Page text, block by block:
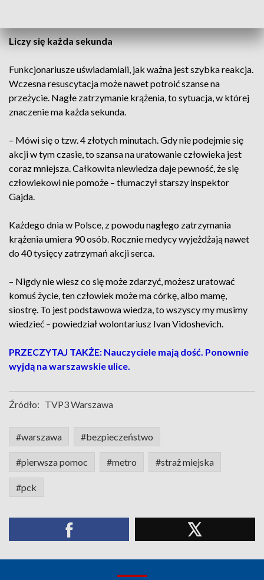
Liczy się każda sekunda
Funkcjonariusze uświadamiali, jak ważna jest szybka reakcja.
Wczesna resuscytacja może nawet potroić szanse na
przeżycie. Nagłe zatrzymanie krążenia, to sytuacja, w której
znaczenie ma każda sekunda.
– Mówi się o tzw. 4 złotych minutach. Gdy nie podejmie się
akcji w tym czasie, to szansa na uratowanie człowieka jest
coraz mniejsza. Całkowita niewiedza daje pewność, że się
człowiekowi nie pomoże – tłumaczył starszy inspektor
Gajda.
Każdego dnia w Polsce, z powodu nagłego zatrzymania
krążenia umiera 90 osób. Rocznie medycy wyjeżdżają nawet
do 40 tysięcy zatrzymań akcji serca.
– Nigdy nie wiesz co się może zdarzyć, możesz uratować
komuś życie, ten człowiek może ma córkę, albo mamę,
siostrę. To jest podstawowa wiedza, to wszyscy my musimy
wiedzieć – powiedział wolontariusz Ivan Vidoshevich.
PRZECZYTAJ TAKŻE: Nauczyciele mają dość. Ponownie
wyjdą na warszawskie ulice.
Źródło: TVP3 Warszawa
#warszawa #bezpieczeństwo
#pierwsza pomoc #metro #straż miejska
#pck